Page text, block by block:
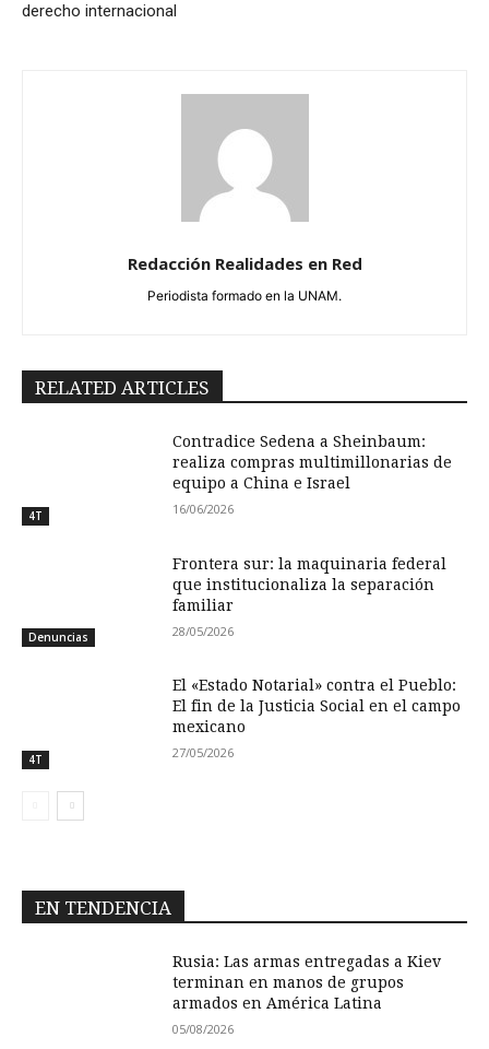
derecho internacional
Redacción Realidades en Red
Periodista formado en la UNAM.
RELATED ARTICLES
4T
Contradice Sedena a Sheinbaum:
realiza compras multimillonarias de
equipo a China e Israel
16/06/2026
Denuncias
Frontera sur: la maquinaria federal
que institucionaliza la separación
familiar
28/05/2026
4T
El «Estado Notarial» contra el Pueblo:
El fin de la Justicia Social en el campo
mexicano
27/05/2026
EN TENDENCIA
Rusia: Las armas entregadas a Kiev
terminan en manos de grupos
armados en América Latina
05/08/2026